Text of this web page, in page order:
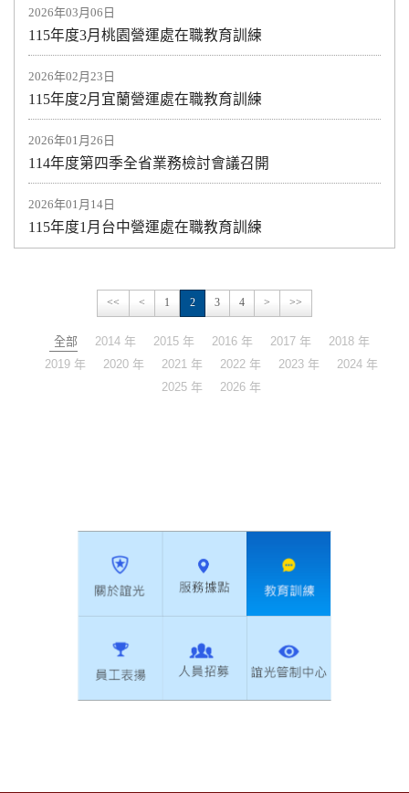
2026年03月06日
115年度3月桃園營運處在職教育訓練
2026年02月23日
115年度2月宜蘭營運處在職教育訓練
2026年01月26日
114年度第四季全省業務檢討會議召開
2026年01月14日
115年度1月台中營運處在職教育訓練
<< < 1 2 3 4 > >>
全部 2014 年 2015 年 2016 年 2017 年
2018 年
2019 年
2020 年 2021 年 2022 年 2023 年
2024 年
2025 年
2026 年